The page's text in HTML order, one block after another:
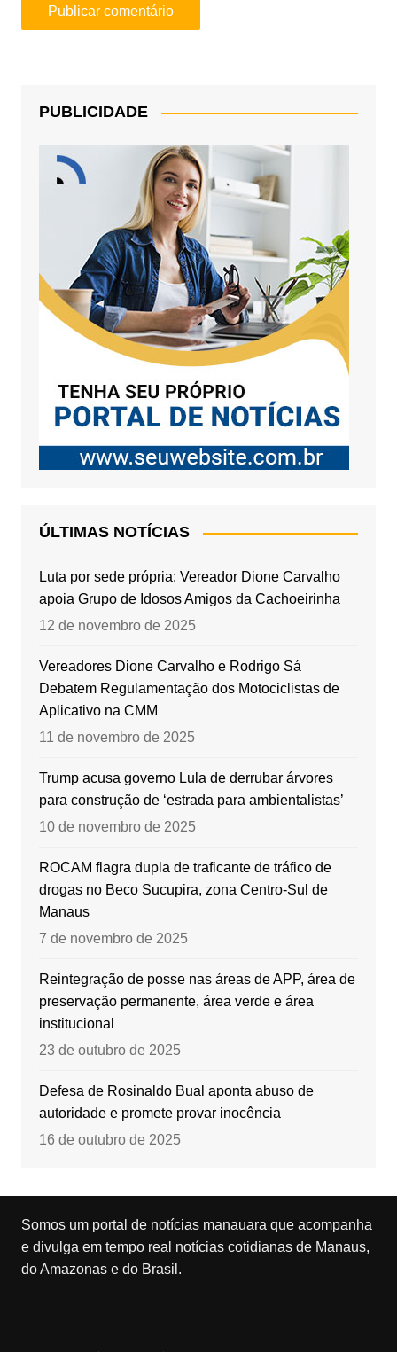
PUBLICIDADE
ÚLTIMAS NOTÍCIAS
Luta por sede própria: Vereador Dione Carvalho
apoia Grupo de Idosos Amigos da Cachoeirinha
12 de novembro de 2025
Vereadores Dione Carvalho e Rodrigo Sá
Debatem Regulamentação dos Motociclistas de
Aplicativo na CMM
11 de novembro de 2025
Trump acusa governo Lula de derrubar árvores
para construção de ‘estrada para ambientalistas’
10 de novembro de 2025
ROCAM flagra dupla de traficante de tráfico de
drogas no Beco Sucupira, zona Centro-Sul de
Manaus
7 de novembro de 2025
Reintegração de posse nas áreas de APP, área de
preservação permanente, área verde e área
institucional
23 de outubro de 2025
Defesa de Rosinaldo Bual aponta abuso de
autoridade e promete provar inocência
16 de outubro de 2025
Somos um portal de notícias manauara que acompanha
e divulga em tempo real notícias cotidianas de Manaus,
do Amazonas e do Brasil.